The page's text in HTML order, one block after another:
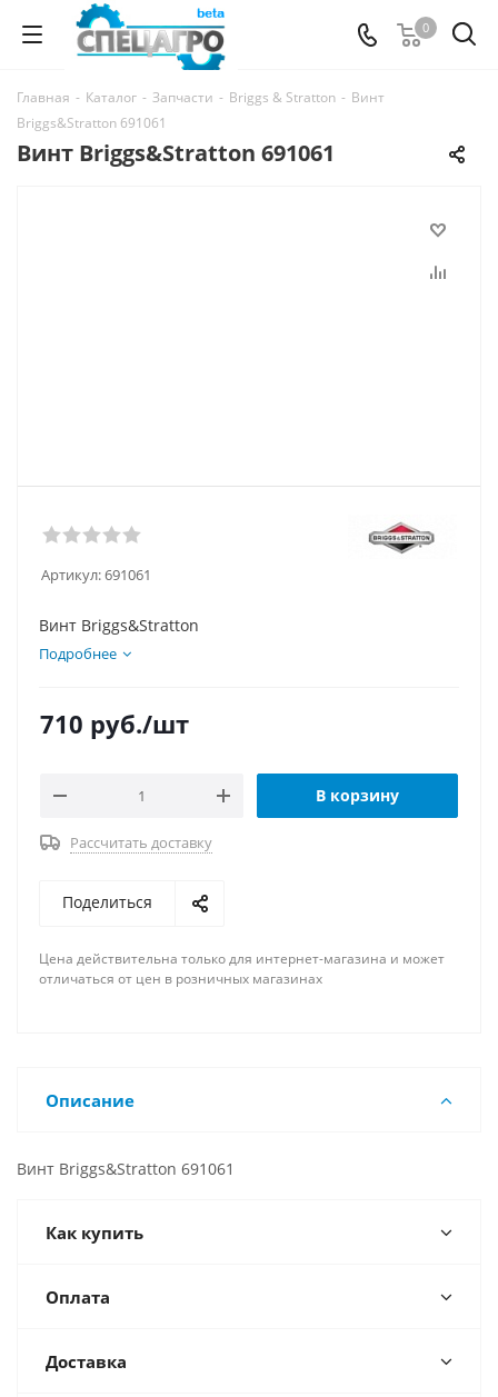
0
Главная - Каталог - Запчасти - Briggs & Stratton - Винт
Briggs&Stratton 691061
Винт Briggs&Stratton 691061
Артикул:691061
Винт Briggs&Stratton
Подробнее
710 руб./шт
В корзину
Рассчитать доставку
Поделиться
Цена действительна только для интернет-магазина и может
отличаться от цен в розничных магазинах
Описание
Винт Briggs&Stratton 691061
Как купить
Оплата
Доставка